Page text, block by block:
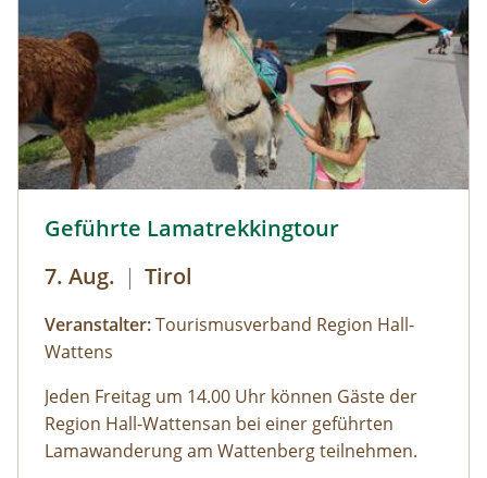
(Voranmeldung erforderlich). Am
Veranstaltungsort befindet sich ein
rollstuhlgerechtes WC. Kosten für
Forschungsprogramme (11:00, 14:00 und 16:00
Uhr): Erwachsene: € 7,00Kinder und Jugendliche
bis 15 Jahre: € 5,00Familienkarte (max. 4
Personen): € 12,00
Samstag, Sonntag, jeweils 10:00 bis 18:00 Uhr
Geführte Lamatrekkingtour
7. Aug. | Tirol
Veranstalter:Tourismusverband Region Hall-
Wattens
Jeden Freitag um 14.00 Uhr können Gäste der
Region Hall-Wattensan bei einer geführten
Lamawanderung am Wattenberg teilnehmen.